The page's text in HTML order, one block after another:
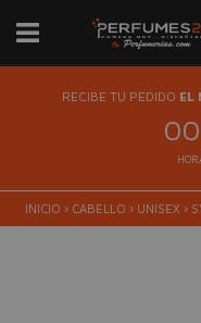
RECIBE TU PEDIDO EL
00
INICIO › CABELLO › UNISEX ›